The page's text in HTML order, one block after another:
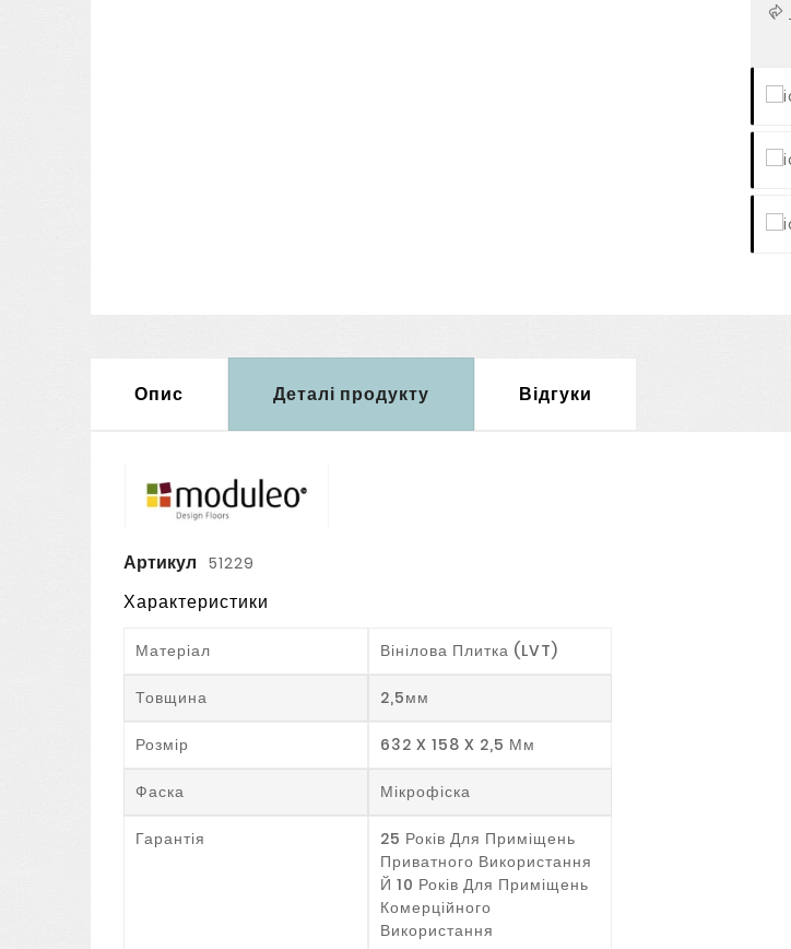
Опис Деталі продукту Відгуки
Артикул 51229
Характеристики
Матеріал Вінілова Плитка (LVT)
Товщина 2,5мм
Розмір 632 X 158 X 2,5 Мм
Фаска Мікрофіска
Гарантія
25 Років Для Приміщень
Приватного Використання
Й 10 Років Для Приміщень
Комерційного
Використання